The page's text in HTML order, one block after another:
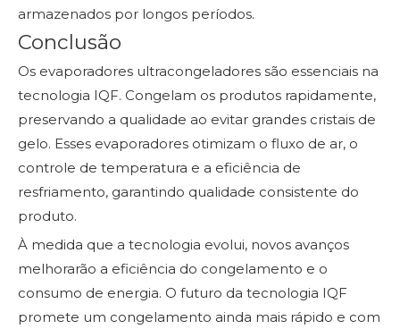
armazenados por longos períodos.
Conclusão
Os evaporadores ultracongeladores são essenciais na
tecnologia IQF. Congelam os produtos rapidamente,
preservando a qualidade ao evitar grandes cristais de
gelo. Esses evaporadores otimizam o fluxo de ar, o
controle de temperatura e a eficiência de
resfriamento, garantindo qualidade consistente do
produto.
À medida que a tecnologia evolui, novos avanços
melhorarão a eficiência do congelamento e o
consumo de energia. O futuro da tecnologia IQF
promete um congelamento ainda mais rápido e com